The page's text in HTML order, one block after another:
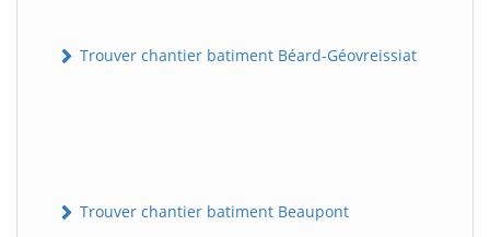
Trouver chantier batiment Béard-Géovreissiat
Trouver chantier batiment Beaupont